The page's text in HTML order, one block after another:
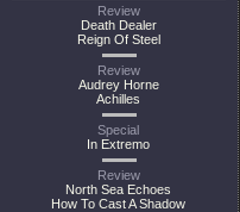
Review
Death Dealer
Reign Of Steel
Review
Audrey Horne
Achilles
Special
In Extremo
Review
North Sea Echoes
How To Cast A Shadow